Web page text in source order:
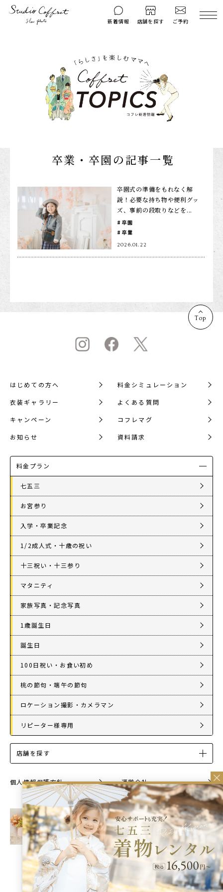
新着情報 店舗を探す ご予約
はじめての方へ 料金シミュレーション
衣装ギャラリー よくある質問
キャンペーン コフレマグ
お宮参り
入学・卒業記念
1/2成人式・十歳の祝い
100日祝い・お食い初め
ロケーション撮影・カメラマン
子供の写真撮影・スタジオフォト
赤ちゃん撮影・ベビーフォト
リピーター様専用
卒業・卒園の記事一覧
卒園式の準備をもれなく解
説！必要な持ち物や便利グッ
ズ、事前の段取りなどを...
卒園
卒業
2026.01.22
Top
はじめての方へ 料金シミュレーション
衣装ギャラリー よくある質問
キャンペーン コフレマグ
お知らせ 資料請求
料金プラン
七五三
お宮参り
入学・卒業記念
1/2成人式・十歳の祝い
十三祝い・十三参り
マタニティ
家族写真・記念写真
1歳誕生日
誕生日
100日祝い・お食い初め
桃の節句・端午の節句
ロケーション撮影・カメラマン
リピーター様専用
店舗を探す
個人情報保護方針 運営会社
© 2026 StudioCoffret